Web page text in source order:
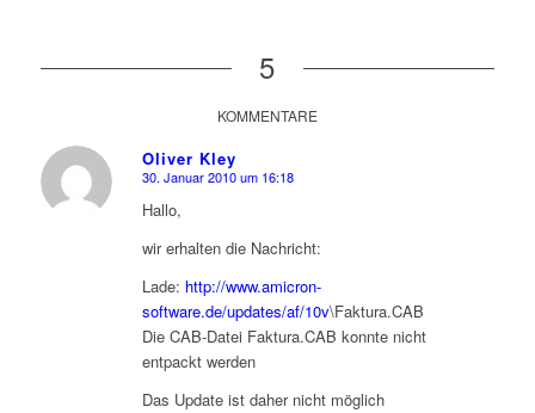
5
KOMMENTARE
Oliver Kley
sagte:
30. Januar 2010 um 16:18
Hallo,
wir erhalten die Nachricht:
Lade: http://www.amicron-
software.de/updates/af/10v\Faktura.CAB
Die CAB-Datei Faktura.CAB konnte nicht
entpackt werden
Das Update ist daher nicht möglich